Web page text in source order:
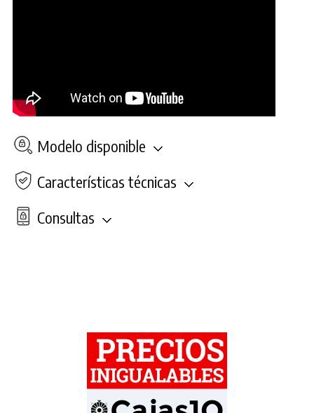
Modelo disponible
Características técnicas
Consultas